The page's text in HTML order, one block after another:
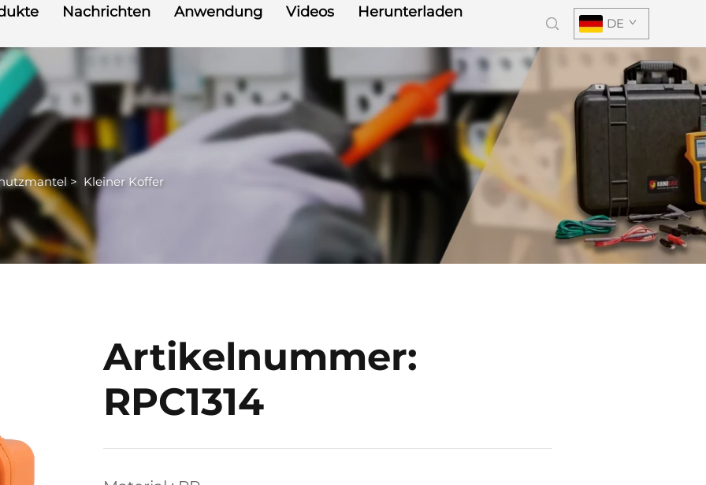
Nachrichten Anwendung Videos Herunterladen
DE
> Kleiner Koffer
Artikelnummer:
RPC1314